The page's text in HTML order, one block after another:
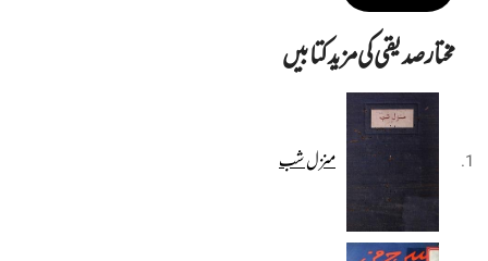
مختار صدیقی کی مزید کتابیں
منزل شب